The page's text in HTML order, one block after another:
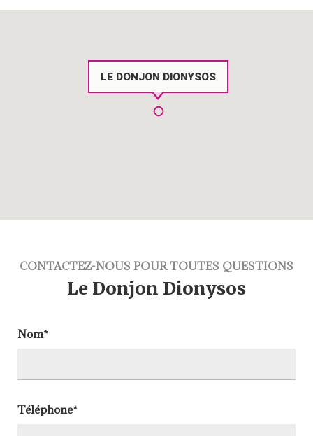
LE DONJON DIONYSOS
CONTACTEZ-NOUS POUR TOUTES QUESTIONS
Le Donjon Dionysos
Nom*
Téléphone*